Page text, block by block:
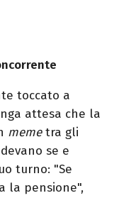
toccato a
attesa che la
memetra gli
se e
turno: "Se
la pensione",